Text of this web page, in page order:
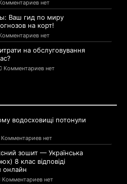
нет
Ваш гид по миру
на корт!
нет
на обслуговування
Комментариев нет
водосховищі потонули
Комментариев нет
зошит — Українська
8 клас відповіді
онлайн
Комментариев нет